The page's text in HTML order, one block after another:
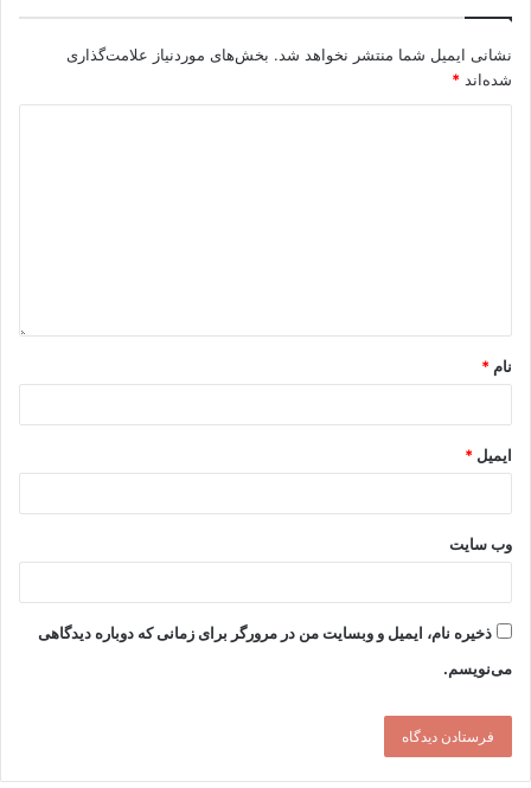
نشانی ایمیل شما منتشر نخواهد شد. بخش‌های موردنیاز علامت‌گذاری
شده‌اند *
نام *
ایمیل *
وب‌ سایت
ذخیره نام، ایمیل و وبسایت من در مرورگر برای زمانی که دوباره دیدگاهی
می‌نویسم.